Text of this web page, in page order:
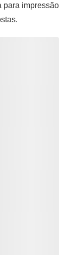
para impressão